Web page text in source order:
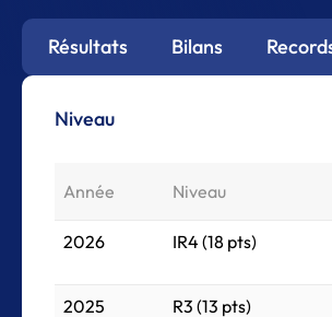
Résultats Bilans
Niveau
Année Niveau
2026 IR4 (18 pts)
2025
R3 (13 pts)